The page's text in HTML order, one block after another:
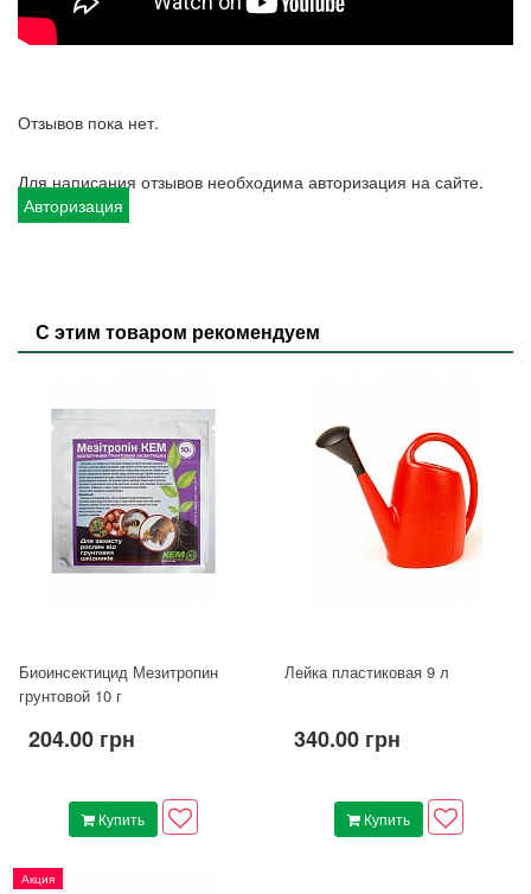
Отзывов пока нет.
Для написания отзывов необходима авторизация на сайте.
Авторизация
С этим товаром рекомендуем
Биоинсектицид Мезитропин
грунтовой 10 г
204.00 грн
Купить
Лейка пластиковая 9 л
340.00 грн
Купить
Акция